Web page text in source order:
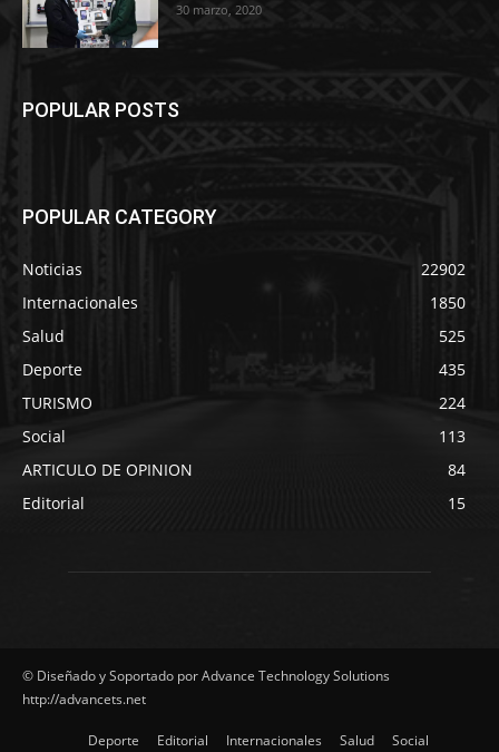
30 marzo, 2020
POPULAR POSTS
POPULAR CATEGORY
Noticias
22902
Internacionales
1850
Salud
525
Deporte
435
TURISMO
224
Social
113
ARTICULO DE OPINION
84
Editorial
15
© Diseñado y Soportado por Advance Technology Solutions
http://advancets.net
Deporte Editorial Internacionales Salud Social